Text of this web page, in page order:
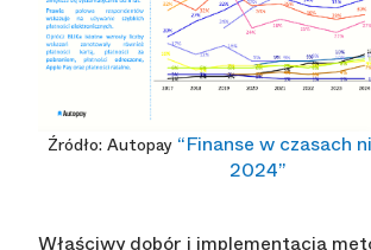
Źródło: Autopay “Finanse w czasach
2024”
Właściwy dobór i implementacja